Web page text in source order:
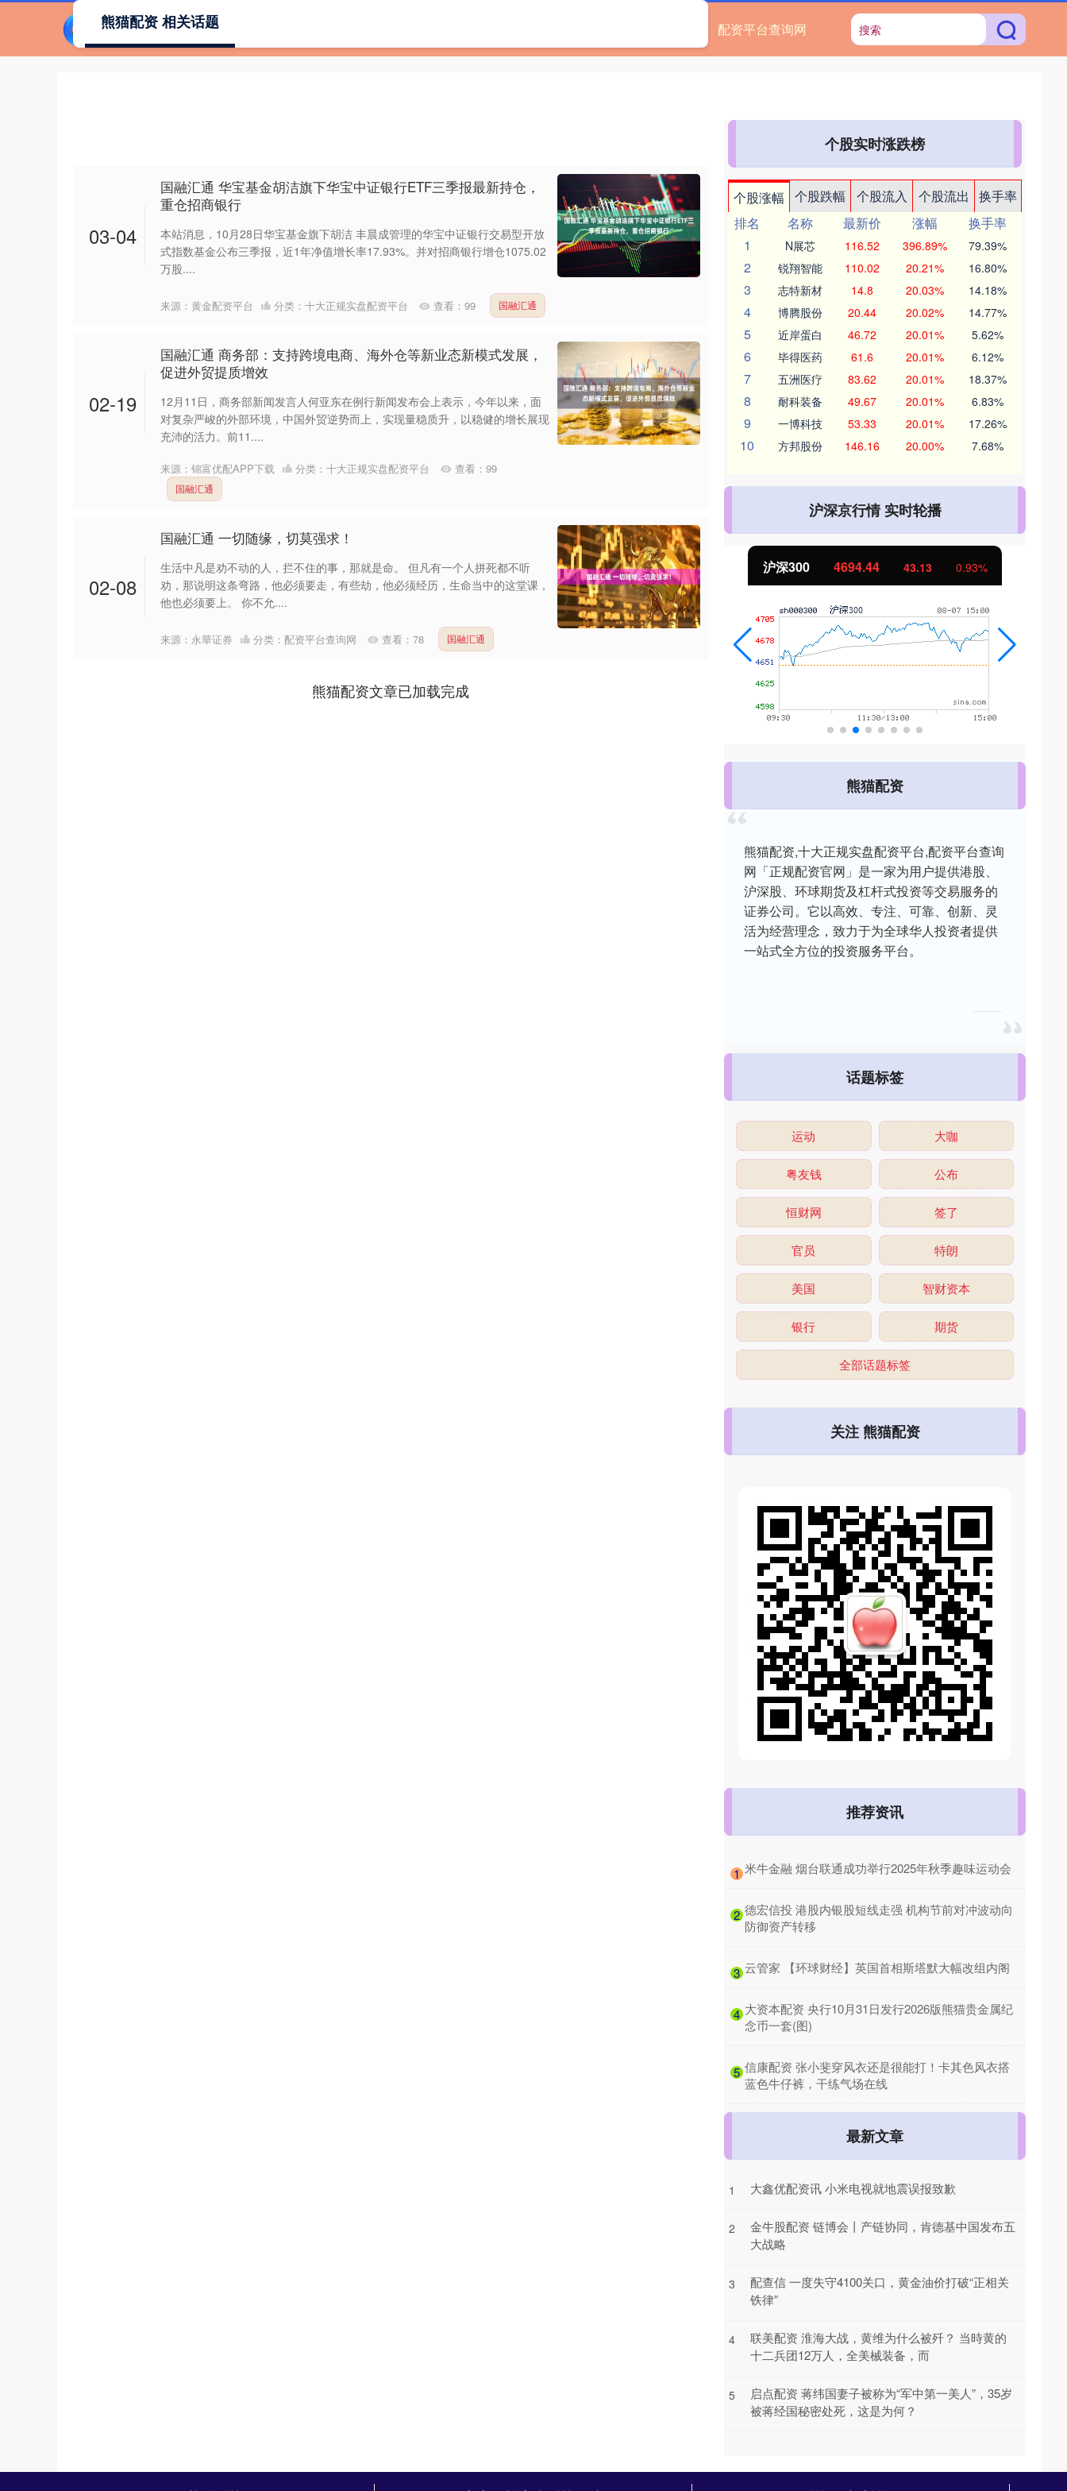
配资平台查询网
熊猫配资 相关话题
03-04
国融汇通 华宝基金胡洁旗下华宝中证银行ETF三季报最新持仓，
重仓招商银行
本站消息，10月28日华宝基金旗下胡洁 丰晨成管理的华宝中证银行交易型开放
式指数基金公布三季报，近1年净值增长率17.93%。并对招商银行增仓1075.02
万股....
来源：黄金配资平台 分类： 十大正规实盘配资平台 查看： 99 国融汇通
02-19
国融汇通 商务部：支持跨境电商、海外仓等新业态新模式发展，
促进外贸提质增效
12月11日，商务部新闻发言人何亚东在例行新闻发布会上表示，今年以来，面
对复杂严峻的外部环境，中国外贸逆势而上，实现量稳质升，以稳健的增长展现
充沛的活力。前11....
来源：锦富优配APP下载 分类： 十大正规实盘配资平台 查看： 99
国融汇通
02-08
国融汇通 一切随缘，切莫强求！
生活中凡是劝不动的人，拦不住的事，那就是命。 但凡有一个人拼死都不听
劝，那说明这条弯路，他必须要走，有些劫，他必须经历，生命当中的这堂课，
他也必须要上。 你不允....
来源：永華证券 分类： 配资平台查询网 查看： 78 国融汇通
熊猫配资文章已加载完成
个股实时涨跌榜
个股涨幅 个股跌幅 个股流入 个股流出
换手率
排名
名称 最新价 涨幅
换手率
1
N展芯 116.52 396.89% 79.39%
2 锐翔智能 110.02 20.21% 16.80%
3 志特新材 14.8 20.03% 14.18%
4 博腾股份 20.44 20.02% 14.77%
5 近岸蛋白 46.72 20.01% 5.62%
6 毕得医药 61.6 20.01% 6.12%
7 五洲医疗 83.62 20.01% 18.37%
8 耐科装备 49.67 20.01% 6.83%
9 一博科技 53.33 20.01% 17.26%
10 方邦股份 146.16 20.00% 7.68%
沪深京行情 实时轮播
深证成指 14311.01 200.89 1.42% 沪深300 4694.44 43.13 0.93% 北证50 1134.24 11.37 1.01%
熊猫配资
熊猫配资,十大正规实盘配资平台,配资平台查询
网「正规配资官网」是一家为用户提供港股、
沪深股、环球期货及杠杆式投资等交易服务的
证券公司。它以高效、专注、可靠、创新、灵
活为经营理念，致力于为全球华人投资者提供
一站式全方位的投资服务平台。
话题标签
运动 大咖
粤友钱 公布
恒财网 签了
官员 特朗
美国 智财资本
银行 期货
全部话题标签
关注 熊猫配资
推荐资讯
1 ​米牛金融 烟台联通成功举行2025年秋季趣味运动会
2 ​德宏信投 港股内银股短线走强 机构节前对冲波动向
防御资产转移
3 ​云管家 【环球财经】英国首相斯塔默大幅改组内阁
4 ​大资本配资 央行10月31日发行2026版熊猫贵金属纪
念币一套(图)
5 ​信康配资 张小斐穿风衣还是很能打！卡其色风衣搭
蓝色牛仔裤，干练气场在线
最新文章
1 大鑫优配资讯 小米电视就地震误报致歉
2
金牛股配资 链博会丨产链协同，肯德基中国发布五
大战略
3
配查信 一度失守4100关口，黄金油价打破“正相关
铁律”
4
联美配资 淮海大战，黄维为什么被歼？ 当時黄的
十二兵团12万人，全美械装备，而
5
启点配资 蒋纬国妻子被称为“军中第一美人”，35岁
被蒋经国秘密处死，这是为何？